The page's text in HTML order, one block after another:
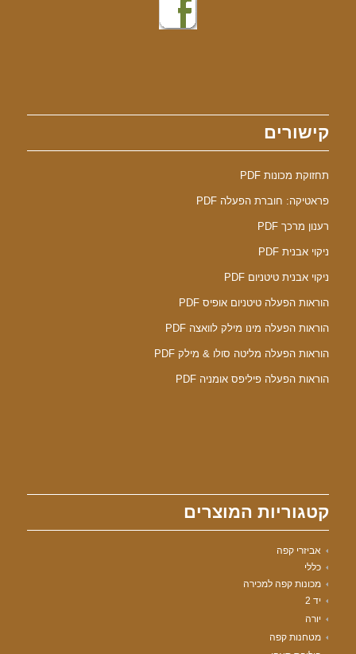
קישורים
תחזוקת מכונות PDF
פראטיקה: חוברת הפעלה PDF
רענון מרכך PDF
ניקוי אבנית PDF
ניקוי אבנית טיטניום PDF
הוראות הפעלה טיטניום אופיס PDF
הוראות הפעלה מינו מילק לוואצה PDF
הוראות הפעלה מליטה סולו & מילק PDF
הוראות הפעלה פיליפס אומניה PDF
קטגוריות המוצרים
אביזרי קפה
כללי
מכונות קפה למכירה
יד 2
יורה
מטחנות קפה